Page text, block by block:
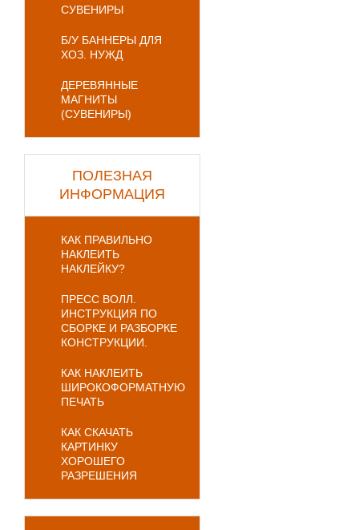
СУВЕНИРЫ
Б/У БАННЕРЫ ДЛЯ
ХОЗ. НУЖД
ДЕРЕВЯННЫЕ
МАГНИТЫ
(СУВЕНИРЫ)
ПОЛЕЗНАЯ
ИНФОРМАЦИЯ
КАК ПРАВИЛЬНО
НАКЛЕИТЬ
НАКЛЕЙКУ?
ПРЕСС ВОЛЛ.
ИНСТРУКЦИЯ ПО
СБОРКЕ И РАЗБОРКЕ
КОНСТРУКЦИИ.
КАК НАКЛЕИТЬ
ШИРОКОФОРМАТНУЮ
ПЕЧАТЬ
КАК СКАЧАТЬ
КАРТИНКУ
ХОРОШЕГО
РАЗРЕШЕНИЯ